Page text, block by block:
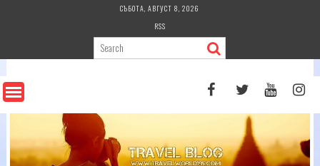
СЪБОТА, АВГУСТ 8, 2026
RSS